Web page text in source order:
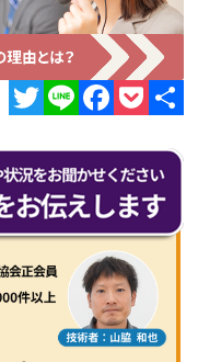
有